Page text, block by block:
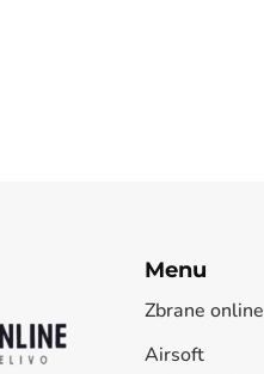
Menu
Zbrane online
Airsoft